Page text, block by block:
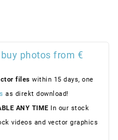
photos from €
files within 15 days, one
as direkt download!
ANY TIME In our stock
videos and vector graphics